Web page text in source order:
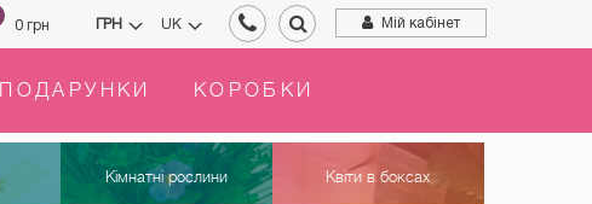
0 грн
ГРН UK Мій кабінет
ПОДАРУНКИ КОРОБКИ
Кімнатні рослини Квіти в боксах